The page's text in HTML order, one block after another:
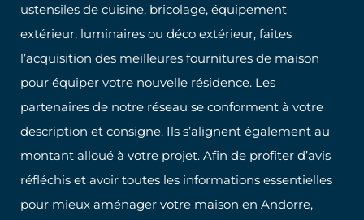
ustensiles de cuisine, bricolage, équipement
extérieur, luminaires ou déco extérieur, faites
l’acquisition des meilleures fournitures de maison
pour équiper votre nouvelle résidence. Les
partenaires de notre réseau se conforment à votre
description et consigne. Ils s’alignent également au
montant alloué à votre projet. Afin de profiter d’avis
réfléchis et avoir toutes les informations essentielles
pour mieux aménager votre maison en Andorre,